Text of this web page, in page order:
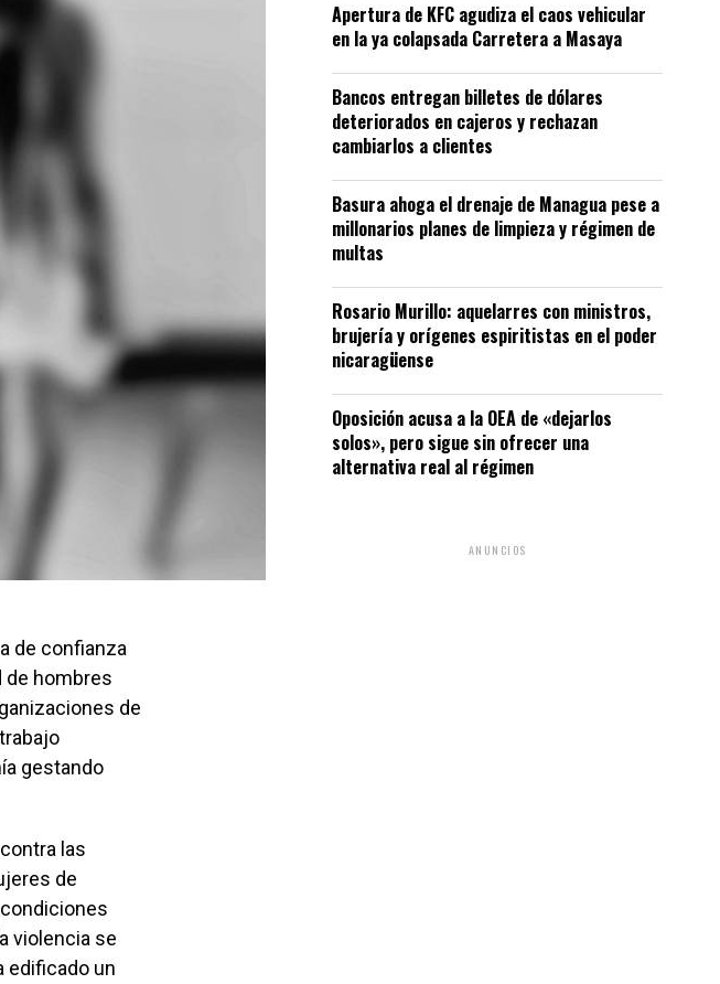
de confianza
de hombres
de
gestando
las
de
violencia se
edificado un
Apertura de KFC agudiza el caos vehicular
en la ya colapsada Carretera a Masaya
Bancos entregan billetes de dólares
deteriorados en cajeros y rechazan
cambiarlos a clientes
Basura ahoga el drenaje de Managua pese a
millonarios planes de limpieza y régimen de
multas
Rosario Murillo: aquelarres con ministros,
brujería y orígenes espiritistas en el poder
nicaragüense
Oposición acusa a la OEA de «dejarlos
solos», pero sigue sin ofrecer una
alternativa real al régimen
ANUNCIOS